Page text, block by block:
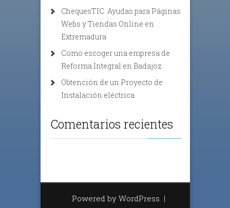
ChequesTIC: Ayudas para Páginas
Webs y Tiendas Online en
Extremadura
Como escoger una empresa de
Reforma Integral en Badajoz
Obtención de un Proyecto de
Instalación eléctrica
Comentarios recientes
Powered by WordPress |